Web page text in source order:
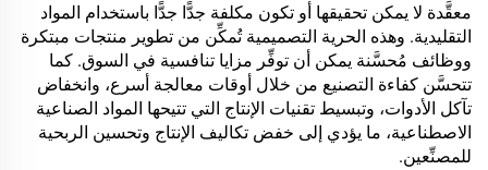
معقَّدة لا يمكن تحقيقها أو تكون مكلفة جدًّا جدًّا باستخدام المواد
التقليدية. وهذه الحرية التصميمية تُمكِّن من تطوير منتجات مبتكرة
ووظائف مُحسَّنة يمكن أن توفِّر مزايا تنافسية في السوق. كما
تتحسَّن كفاءة التصنيع من خلال أوقات معالجة أسرع، وانخفاض
تآكل الأدوات، وتبسيط تقنيات الإنتاج التي تتيحها المواد الصناعية
الاصطناعية، ما يؤدي إلى خفض تكاليف الإنتاج وتحسين الربحية
للمصنِّعين.